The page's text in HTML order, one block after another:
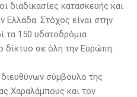
διαδικασίες κατασκευής και
Ελλάδα. Στόχος είναι στην
τα 150 υδατοδρόμια
δίκτυο σε όλη την Ευρώπη.
σύμβουλο της
Χαραλάμπους και τον